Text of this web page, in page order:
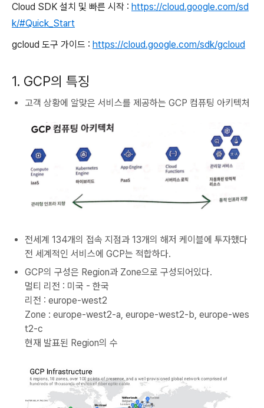
Cloud SDK 설치 및 빠른 시작 : https://cloud.google.com/sd
k/#Quick_Start
gcloud 도구 가이드 : https://cloud.google.com/sdk/gcloud
1. GCP의 특징
고객 상황에 알맞은 서비스를 제공하는 GCP 컴퓨팅 아키텍처
전세계 134개의 접속 지점과 13개의 해저 케이블에 투자했다
전 세계적인 서비스에 GCP는 적합하다.
GCP의 구성은 Region과 Zone으로 구성되어있다.
멀티 리전 : 미국 - 한국
리전 : europe-west2
Zone : europe-west2-a, europe-west2-b, europe-wes
t2-c
현재 발표된 Region의 수